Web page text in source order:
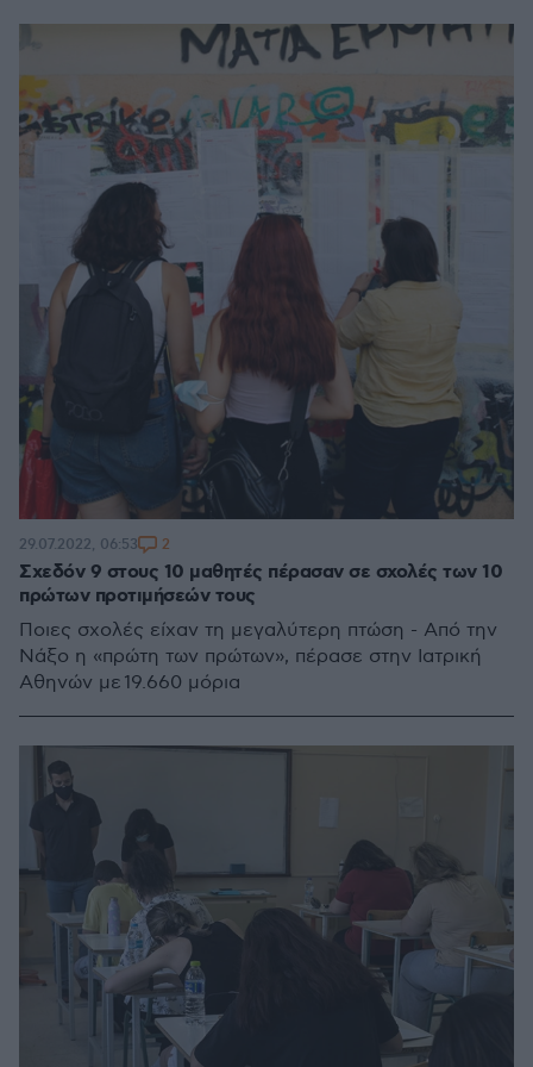
Σχεδόν 9 στους 10 μαθητές πέρασαν σε σχολές των 10
πρώτων προτιμήσεών τους
Ποιες σχολές είχαν τη μεγαλύτερη πτώση - Από την
Νάξο η «πρώτη των πρώτων», πέρασε στην Ιατρική
Αθηνών με 19.660 μόρια
29.07.2022, 06:53 2